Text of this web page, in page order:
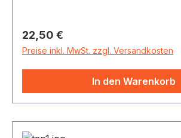
Regulärer Preis:
22,50 €
Preise inkl. MwSt. zzgl. Versandkosten
In den Warenkorb